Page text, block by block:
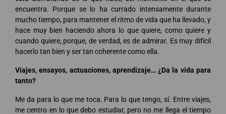
encuentra. Porque se lo ha currado intensamente durante
mucho tiempo, para mantener el ritmo de vida que ha llevado, y
hace muy bien haciendo ahora lo que quiere, como quiere y
cuando quiere, porque, de verdad, es de admirar. Es muy difícil
hacerlo tan bien y ser tan coherente como ella.
Viajes, ensayos, actuaciones, aprendizaje… ¿Da la vida para
tanto?
Me da para lo que me toca. Para lo que tengo, sí. Entre viajes,
me centro en lo que debo estudiar, pero no me llega el tiempo